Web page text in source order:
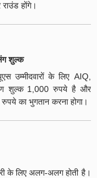
होंगे।
शुल्क
उम्मीदवारों के लिए AIQ,
शुल्क 1,000 रुपये है और
का भुगतान करना होगा।
के लिए अलग-अलग होती है।